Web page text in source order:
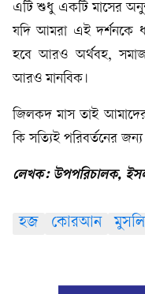
এটি শুধু একটি মাসের
যদি আমরা এই দর্শনকে
হবে আরও অর্থবহ,
আরও মানবিক।
জিলকদ মাস তাই
কি সত্যিই পরিবর্তনের জন্য
লেখক: উপপরিচালক,
হজ কোরআন